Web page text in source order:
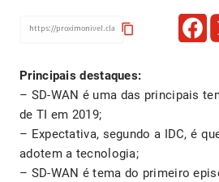
content_copy
Principais destaques:
– SD-WAN é uma das principais
de TI em 2019;
– Expectativa, segundo a IDC, é
adotem a tecnologia;
– SD-WAN é tema do primeiro